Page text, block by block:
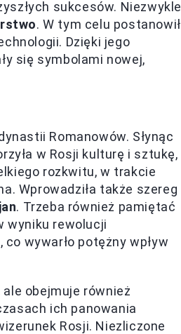
sukcesów. Niezwykle
. W tym celu postanowił
Dzięki jego
się symbolami nowej,
Romanowów. Słynąc
w Rosji kulturę i sztukę,
rozkwitu, w trakcie
Wprowadziła także szereg
. Trzeba również pamiętać
wyniku rewolucji
wywarło potężny wpływ
obejmuje również
ich panowania
Rosji. Niezliczone